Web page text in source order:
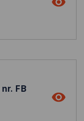
FB